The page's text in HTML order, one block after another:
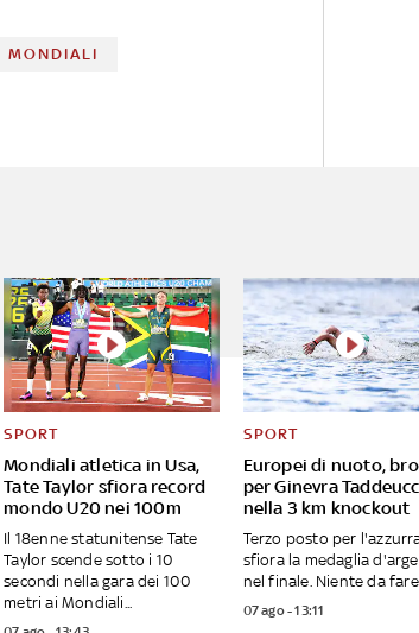
MONDIALI
Mondiali atletica in Usa,
Tate Taylor sfiora record
mondo U20 nei 100m
SPORT
Il 18enne statunitense Tate
Taylor scende sotto i 10
secondi nella gara dei 100
metri ai Mondiali...
Europei di nuoto,
per Ginevra
nella 3 km knockout
SPORT
Terzo posto per
sfiora la medaglia
nel finale. Niente da fare
07 ago - 13:11